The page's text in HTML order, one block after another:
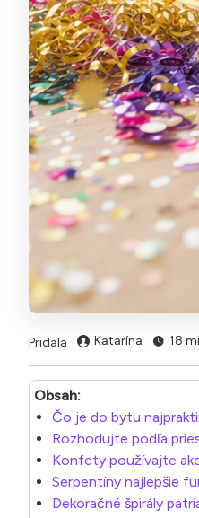
Pridala Katarína 18
Obsah:
Čo je do bytu
Rozhodujte podľa
Konfety používajte
Serpentíny najlepšie
Dekoračné špirály